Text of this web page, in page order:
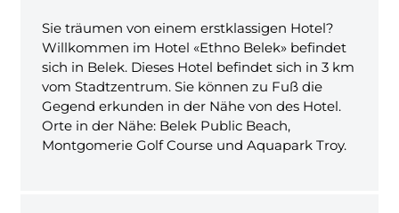
Sie träumen von einem erstklassigen Hotel?
Willkommen im Hotel «Ethno Belek» befindet
sich in Belek. Dieses Hotel befindet sich in 3 km
vom Stadtzentrum. Sie können zu Fuß die
Gegend erkunden in der Nähe von des Hotel.
Orte in der Nähe: Belek Public Beach,
Montgomerie Golf Course und Aquapark Troy.